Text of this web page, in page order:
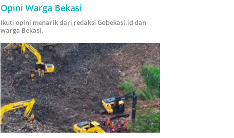
Opini Warga Bekasi
Ikuti opini menarik dari redaksi Gobekasi.id dan
warga Bekasi.